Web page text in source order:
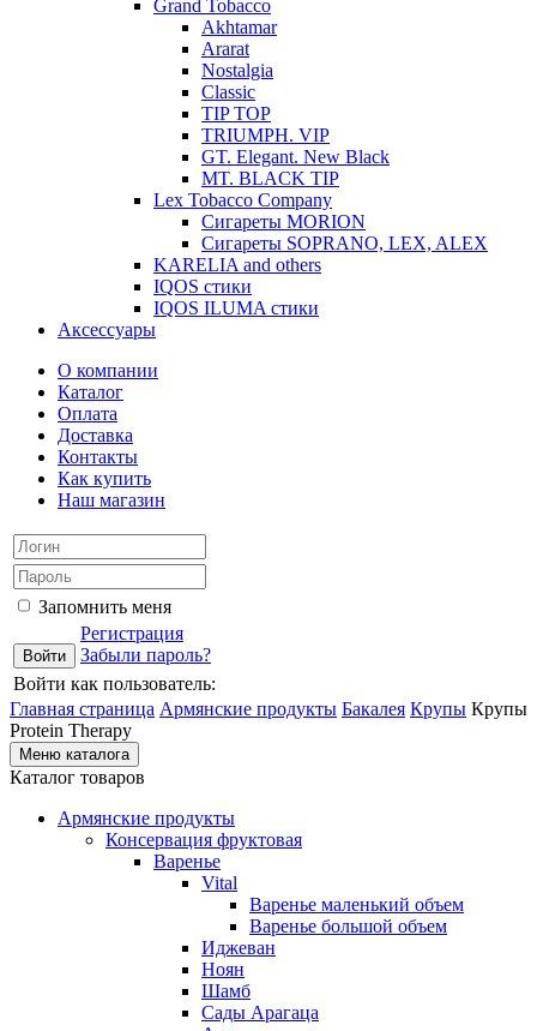
Grand Tobacco
Akhtamar
Ararat
Nostalgia
Classic
TIP TOP
TRIUMPH. VIP
GT. Elegant. New Black
MT. BLACK TIP
Lex Tobacco Company
Сигареты MORION
Сигареты SOPRANO, LEX, ALEX
KARELIA and others
IQOS стики
IQOS ILUMA стики
Аксессуары
О компании
Каталог
Оплата
Доставка
Контакты
Как купить
Наш магазин
Запомнить меня
Регистрация
Забыли пароль?
Войти как пользователь:
Главная страница Армянские продукты Бакалея Крупы Крупы
Protein Therapy
Меню каталога
Каталог товаров
Армянские продукты
Консервация фруктовая
Варенье
Vital
Варенье маленький объем
Варенье большой объем
Иджеван
Ноян
Шамб
Сады Арагаца